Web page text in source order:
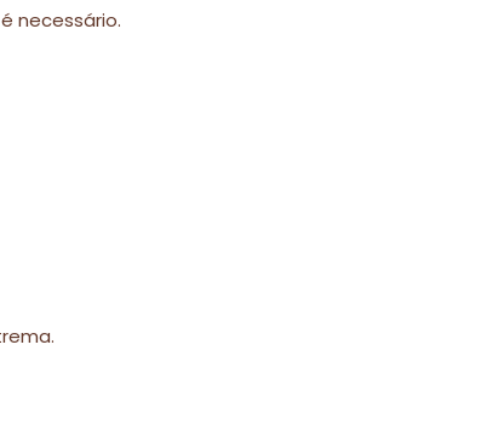
necessário.